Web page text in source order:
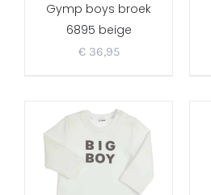
Gymp boys broek
6895 beige
€36,95